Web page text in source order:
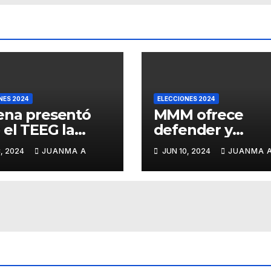
2024
presentó
TEEG la
de la
de
de
2024 JUANMA A
ELECCIONES 2024
MMM ofrece
defender y
fortalecer los
organismos
autónomos
JUN 10, 2024 JUANMA